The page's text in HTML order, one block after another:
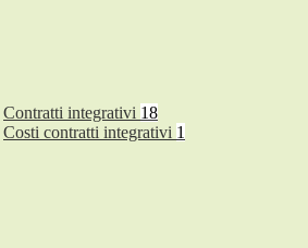
Contratti integrativi 18
Costi contratti integrativi 1